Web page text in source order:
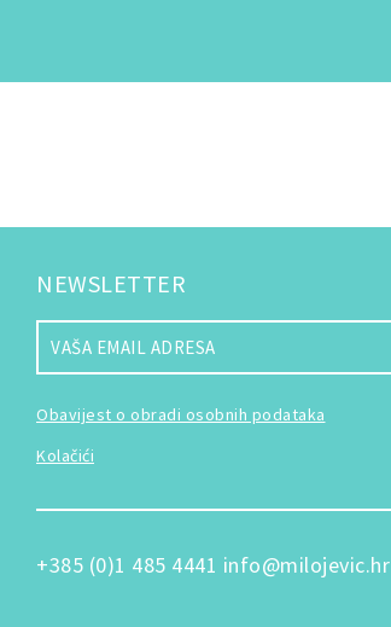
NEWSLETTER
Obavijest o obradi osobnih podataka
Kolačići
+385 (0)1 485 4441 info@milojevic.hr